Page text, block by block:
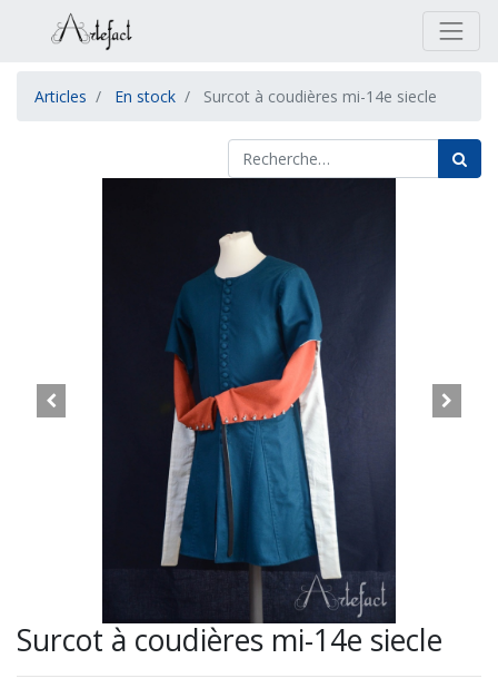
Articles En stock Surcot à coudières mi-14e siecle
Surcot à coudières mi-14e siecle